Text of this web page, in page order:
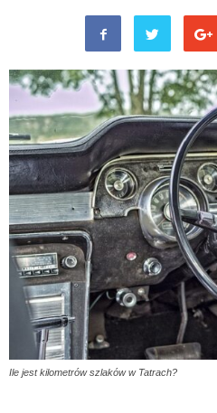
Ile jest kilometrów szlaków w Tatrach?